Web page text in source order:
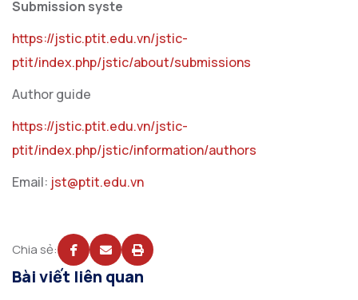
Submission syste
https://jstic.ptit.edu.vn/jstic-
ptit/index.php/jstic/about/submissions
Author guide
https://jstic.ptit.edu.vn/jstic-
ptit/index.php/jstic/information/authors
Email: jst@ptit.edu.vn
Chia sẻ:
Bài viết liên quan